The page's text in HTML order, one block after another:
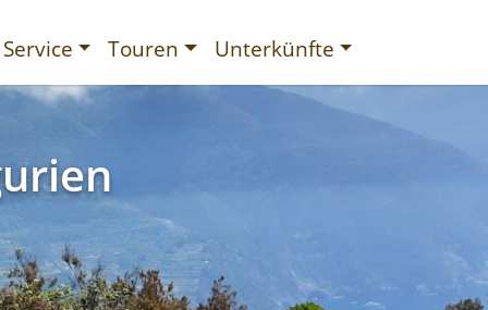
Service Touren Unterkünfte
mit